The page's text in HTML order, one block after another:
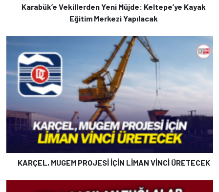
Karabük’e Vekillerden Yeni Müjde: Keltepe’ye Kayak
Eğitim Merkezi Yapılacak
KARÇEL, MUGEM PROJESİ İÇİN LİMAN VİNCİ ÜRETECEK